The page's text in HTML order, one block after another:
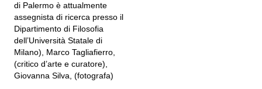
di Palermo è attualmente
assegnista di ricerca presso il
Dipartimento di Filosofia
dell’Università Statale di
Milano), Marco Tagliafierro,
(critico d’arte e curatore),
Giovanna Silva, (fotografa)